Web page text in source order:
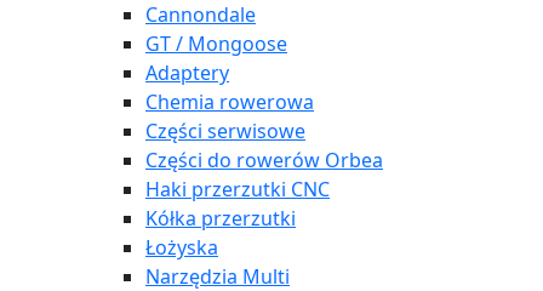
Cannondale
GT / Mongoose
Adaptery
Chemia rowerowa
Części serwisowe
Części do rowerów Orbea
Haki przerzutki CNC
Kółka przerzutki
Łożyska
Narzędzia Multi